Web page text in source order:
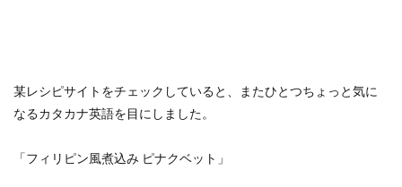
某レシピサイトをチェックしていると、またひとつちょっと気に
なるカタカナ英語を目にしました。
「フィリピン風煮込み ピナクベット」